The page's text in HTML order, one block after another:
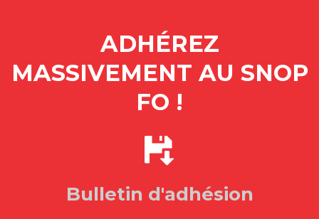
ADHÉREZ
MASSIVEMENT AU SNOP
FO !
Bulletin d'adhésion